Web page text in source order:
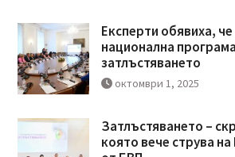
Експерти обявиха,
национална
затлъстяването
октомври 1, 2025
Затлъстяването –
която вече струва